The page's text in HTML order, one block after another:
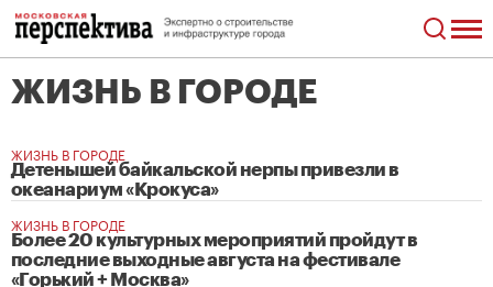
ЖИЗНЬ В ГОРОДЕ
ЖИЗНЬ В ГОРОДЕ
Детенышей байкальской нерпы привезли в
океанариум «Крокуса»
ЖИЗНЬ В ГОРОДЕ
Более 20 культурных мероприятий пройдут в
последние выходные августа на фестивале
«Горький + Москва»